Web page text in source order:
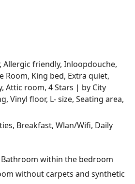
Allergic friendly, Inloopdouche,
Room, King bed, Extra quiet,
Attic room, 4 Stars | by City
Vinyl floor, L- size, Seating area,
Breakfast, Wlan/Wifi, Daily
Bathroom within the bedroom
without carpets and synthetic